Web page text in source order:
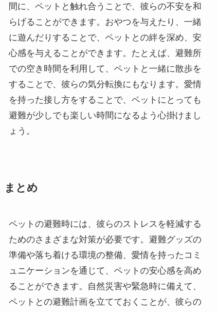
間に、ペットと触れ合うことで、彼らの不安を和
らげることができます。おやつを与えたり、一緒
に遊んだりすることで、ペットとの絆を深め、安
心感を与えることができます。たとえば、避難所
での空き時間を利用して、ペットと一緒に散歩を
することで、彼らの気分転換にもなります。愛情
を持った接し方をすることで、ペットにとっても
避難が少しでも楽しい時間になるよう心掛けまし
ょう。
まとめ
ペットの避難時には、彼らのストレスを軽減する
ためのさまざまな対策が必要です。避難グッズの
準備や落ち着ける環境の整備、愛情を持ったコミ
ュニケーションを通じて、ペットの安心感を高め
ることができます。自然災害や緊急時に備えて、
ペットとの避難計画を立てておくことが、彼らの